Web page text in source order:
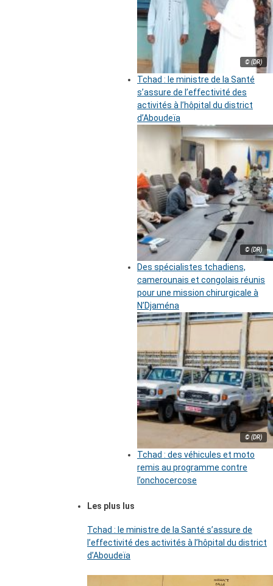
© (DR)
Tchad : le ministre de la Santé
s’assure de l’effectivité des
activités à l’hôpital du district
d’Aboudeïa
© (DR)
Des spécialistes tchadiens,
camerounais et congolais réunis
pour une mission chirurgicale à
N’Djaména
© (DR)
Tchad : des véhicules et moto
remis au programme contre
l’onchocercose
Les plus lus
Tchad : le ministre de la Santé s’assure de
l’effectivité des activités à l’hôpital du district
d’Aboudeïa